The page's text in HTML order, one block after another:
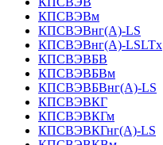
КПСВЭВм
КПСВЭВнг(А)-LS
КПСВЭВнг(А)-LSLTx
КПСВЭВБВ
КПСВЭВБВм
КПСВЭВБВнг(А)-LS
КПСВЭВКГ
КПСВЭВКГм
КПСВЭВКГнг(А)-LS